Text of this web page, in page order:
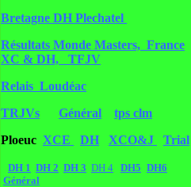
Bretagne DH Plechatel
Résultats Monde Masters, France
XC & DH, TFJV
Relais Loudéac
TRJVs
Général
tps clm
Ploeuc XCE DH XCO&J Trial
DH 1 DH 2 DH 3 DH 4 DH5 DH6
Général